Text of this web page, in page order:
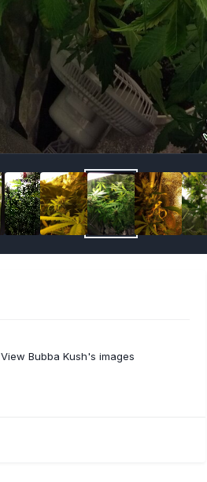
View Bubba Kush's images